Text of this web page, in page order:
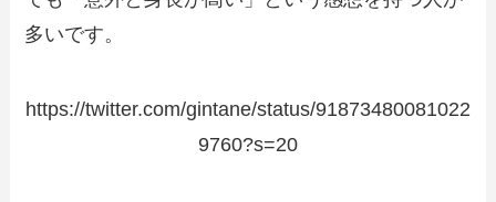
多いです。
https://twitter.com/gintane/status/91873480081022
9760?s=20